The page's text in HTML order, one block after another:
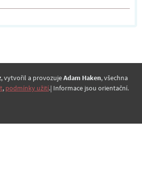
, vytvořil a provozujeAdam Haken, všechna
, podmínky užití.| Informace jsou orientační.